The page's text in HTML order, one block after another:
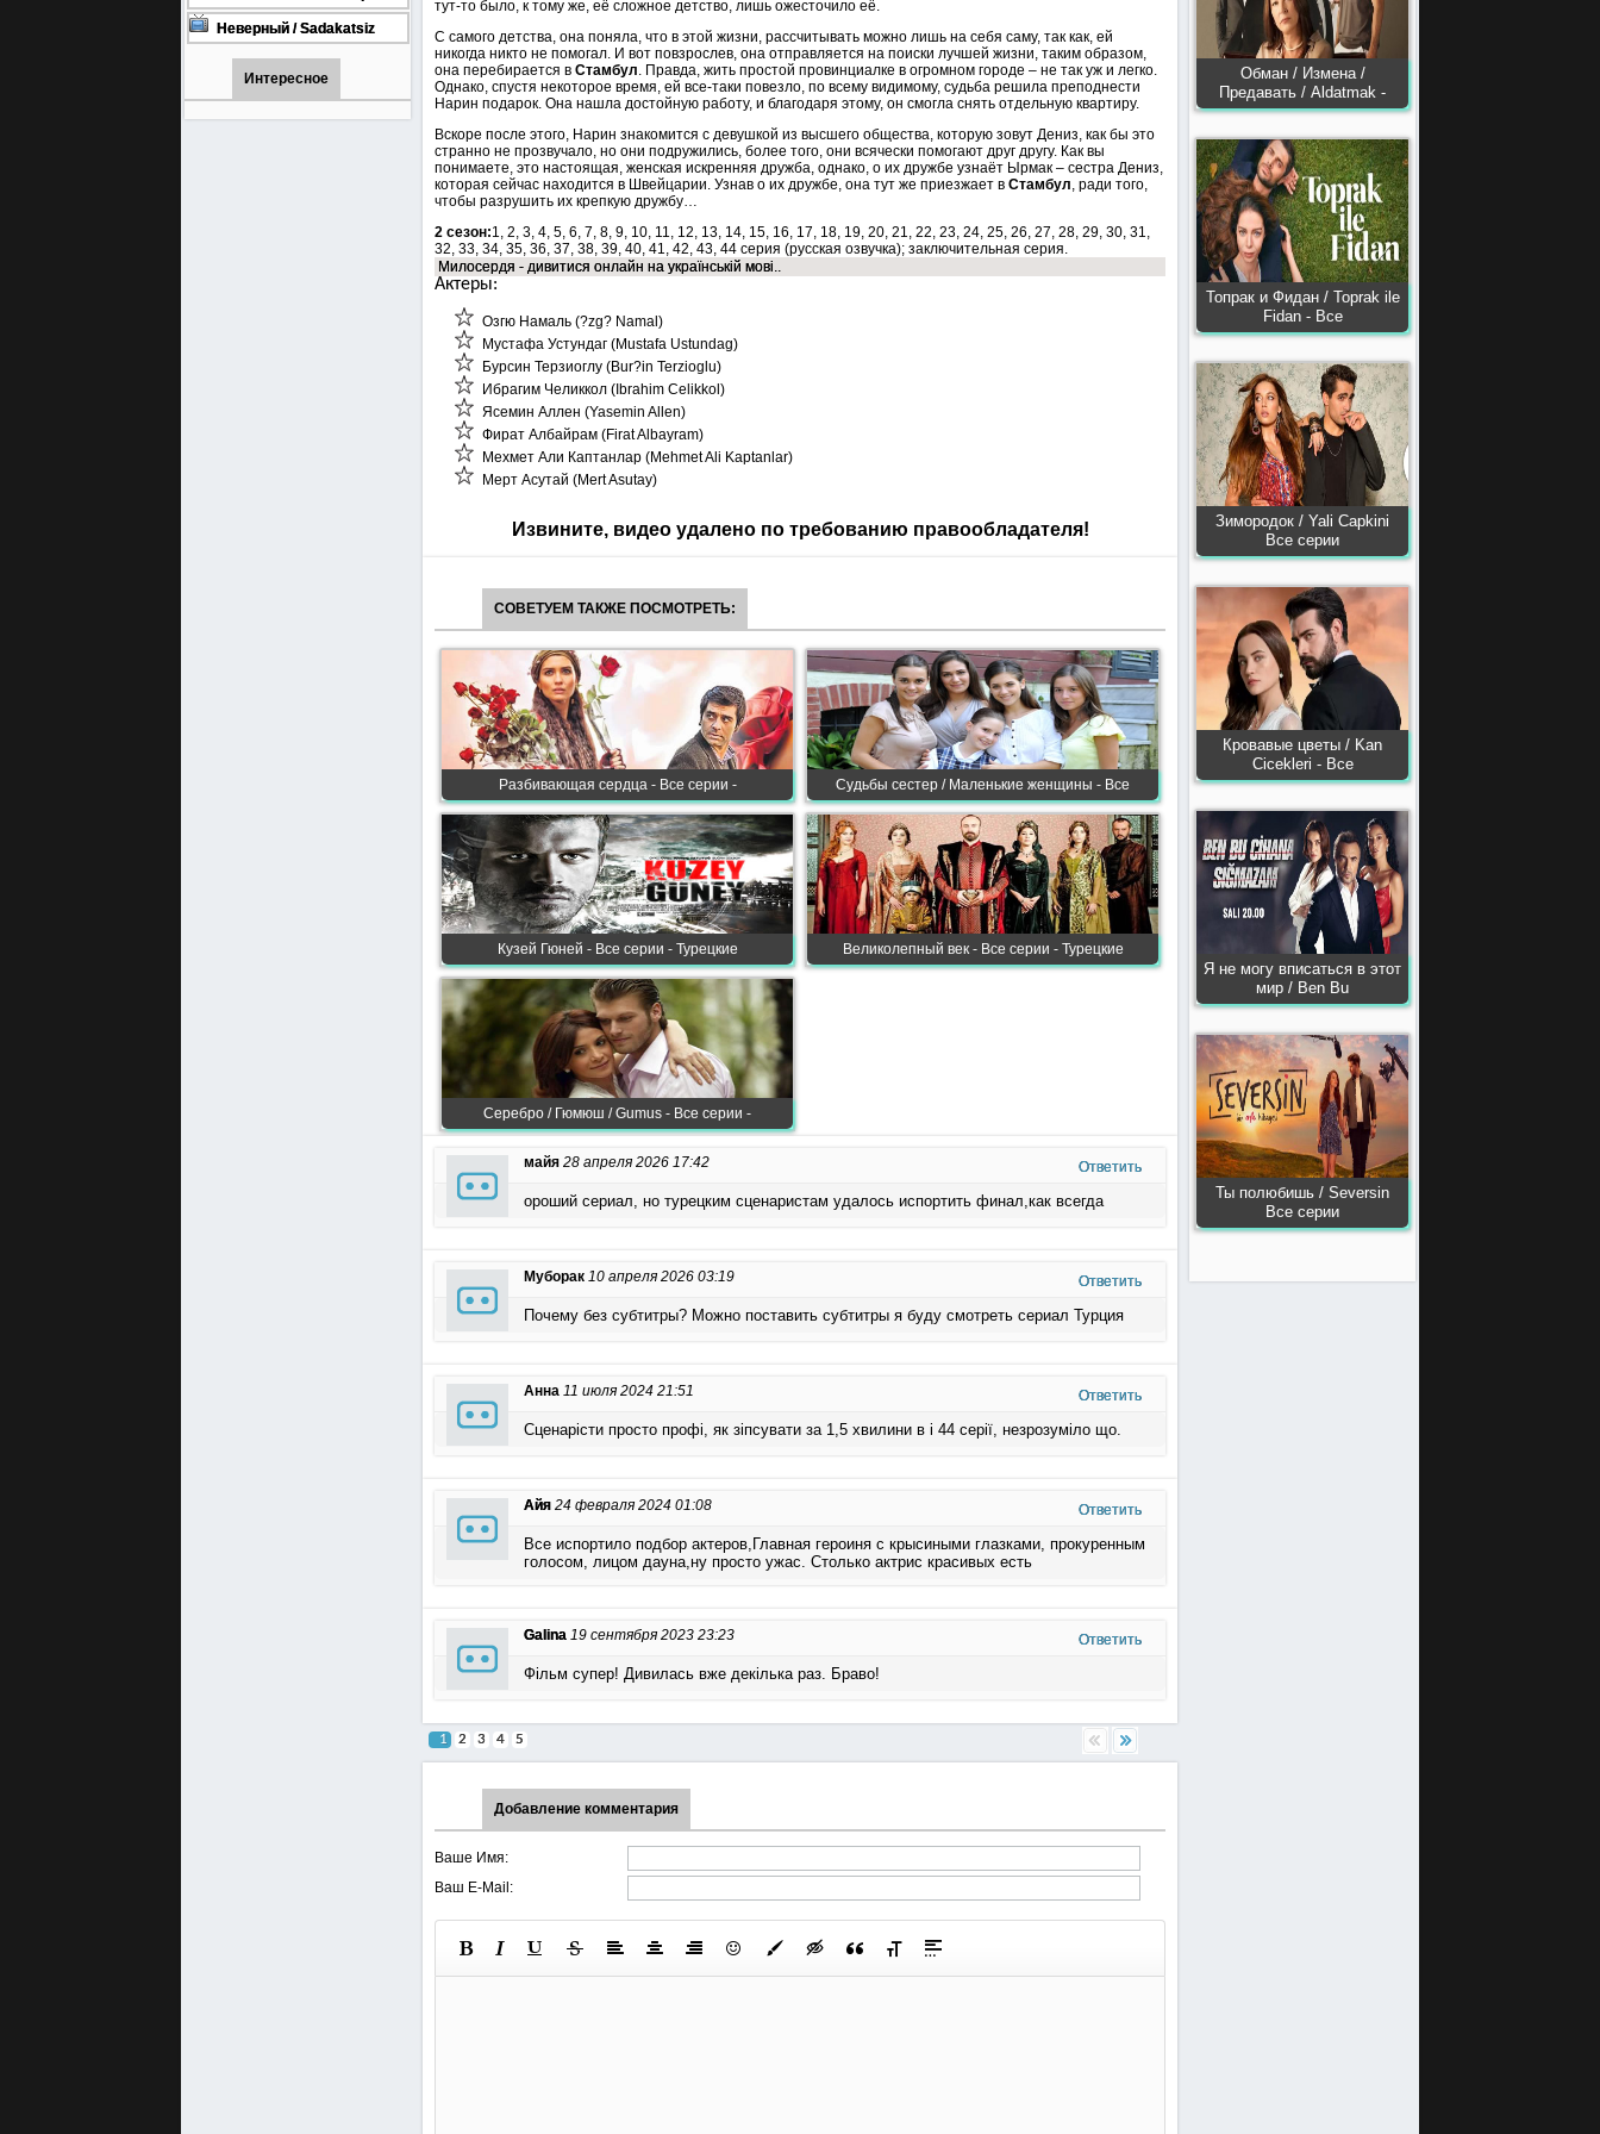
турецкий сериал смотреть
онлайн на русском языке
Неверный / Sadakatsiz
Все серии турецкий сериал
смотреть онлайн на
русском языке
Интересное
Обман / Измена /
Предавать / Aldatmak -
Топрак и Фидан / Toprak ile
Fidan - Все
Зимородок / Yali Capkini
Все серии
Кровавые цветы / Kan
Сiсekleri - Все
Я не могу вписаться в этот
мир / Ben Bu
Ты полюбишь / Seversin
Все серии
тут-то было, к тому же, её сложное детство, лишь ожесточило её.
С самого детства, она поняла, что в этой жизни, рассчитывать можно лишь на себя саму, так как, ей
никогда никто не помогал. И вот повзрослев, она отправляется на поиски лучшей жизни, таким образом,
она перебирается в Стамбул. Правда, жить простой провинциалке в огромном городе – не так уж и легко.
Однако, спустя некоторое время, ей все-таки повезло, по всему видимому, судьба решила преподнести
Нарин подарок. Она нашла достойную работу, и благодаря этому, он смогла снять отдельную квартиру.
Вскоре после этого, Нарин знакомится с девушкой из высшего общества, которую зовут Дениз, как бы это
странно не прозвучало, но они подружились, более того, они всячески помогают друг другу. Как вы
понимаете, это настоящая, женская искренняя дружба, однако, о их дружбе узнаёт Ырмак – сестра Дениз,
которая сейчас находится в Швейцарии. Узнав о их дружбе, она тут же приезжает в Стамбул, ради того,
чтобы разрушить их крепкую дружбу…
2 сезон:1, 2, 3, 4, 5, 6, 7, 8, 9, 10, 11, 12, 13, 14, 15, 16, 17, 18, 19, 20, 21, 22, 23, 24, 25, 26, 27, 28, 29, 30, 31,
32, 33, 34, 35, 36, 37, 38, 39, 40, 41, 42, 43, 44 серия (русская озвучка); заключительная серия.
Милосердя - дивитися онлайн на українській мові..
Актеры:
Озгю Намаль (?zg? Namal)
Мустафа Устундаг (Mustafa Ustundag)
Бурсин Терзиоглу (Bur?in Terzioglu)
Ибрагим Челиккол (Ibrahim Celikkol)
Ясемин Аллен (Yasemin Allen)
Фират Албайрам (Firat Albayram)
Мехмет Али Каптанлар (Mehmet Ali Kaptanlar)
Мерт Асутай (Mert Asutay)
Извините, видео удалено по требованию правообладателя!
СОВЕТУЕМ ТАКЖЕ ПОСМОТРЕТЬ:
Разбивающая сердца - Все серии - Судьбы сестер / Маленькие женщины - Все
Кузей Гюней - Все серии - Турецкие Великолепный век - Все серии - Турецкие
Серебро / Гюмюш / Gumus - Все серии -
майя 28 апреля 2026 17:42 Ответить
ороший сериал, но турецким сценаристам удалось испортить финал,как всегда
Муборак 10 апреля 2026 03:19 Ответить
Почему без субтитры? Можно поставить субтитры я буду смотреть сериал Турция
Анна 11 июля 2024 21:51 Ответить
Сценарісти просто профі, як зіпсувати за 1,5 хвилини в і 44 серії, незрозуміло що.
Айя 24 февраля 2024 01:08 Ответить
Все испортило подбор актеров,Главная героиня с крысиными глазками, прокуренным
голосом, лицом дауна,ну просто ужас. Столько актрис красивых есть
Galina 19 сентября 2023 23:23 Ответить
Фільм супер! Дивилась вже декілька раз. Браво!
1 2 3 4 5
Добавление комментария
Ваше Имя:
Ваш E-Mail: